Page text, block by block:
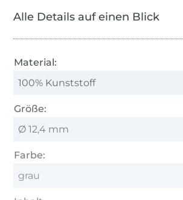
Alle Details auf einen Blick
Material:
100% Kunststoff
Größe:
Ø 12,4 mm
Farbe:
grau